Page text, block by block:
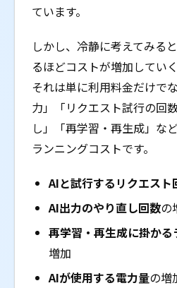
ています。
しかし、冷静に考えてみる
るほどコストが増加してい
それは単に利用料金だけで
力」「リクエスト試行の回
し」「再学習・再生成」な
ランニングコストです。
AIと試行するリクエスト
AI出力のやり直し回数の
再学習・再生成に掛かる
増加
AIが使用する電力量の増